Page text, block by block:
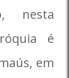
nesta
é
em